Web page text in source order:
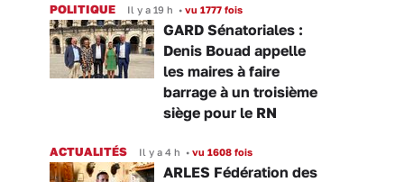
POLITIQUE Il y a 19 h • vu 1777 fois
GARD Sénatoriales :
Denis Bouad appelle
les maires à faire
barrage à un troisième
siège pour le RN
ACTUALITÉS Il y a 4 h • vu 1608 fois
ARLES Fédération des